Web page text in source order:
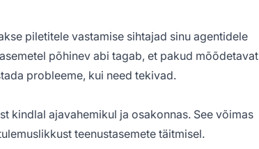
piletitele vastamise sihtajad sinu agentidele
põhinev abi tagab, et pakud mõõdetavat
probleeme, kui need tekivad.
kindlal ajavahemikul ja osakonnas. See võimas
teenustasemete täitmisel.